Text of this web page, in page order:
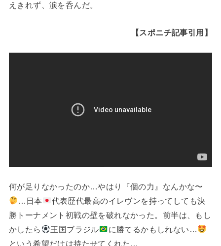
えきれず、涙を呑んだ。
【スポニチ記事引用】
何が足りなかったのか…やはり『個の力』なんかな〜
…日本
代表歴代最高のイレヴンを持ってしても決
勝トーナメント初戦の壁を破れなかった。前半は、もし
かしたら
王国ブラジル
に勝てるかもしれない…
という希望だけは持たせてくれた…